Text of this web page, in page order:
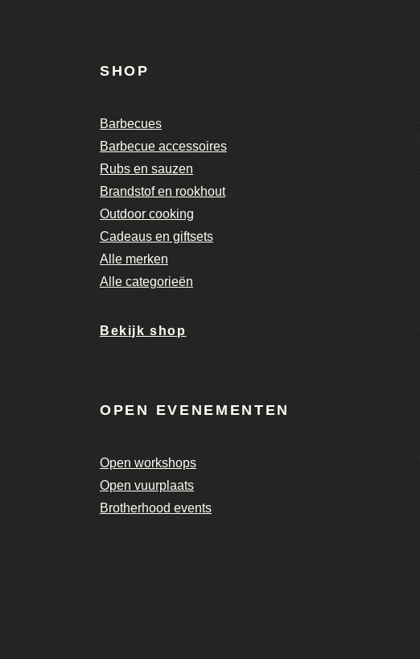
SHOP
Barbecues
Barbecue accessoires
Rubs en sauzen
Brandstof en rookhout
Outdoor cooking
Cadeaus en giftsets
Alle merken
Alle categorieën
Bekijk shop
OPEN EVENEMENTEN
Open workshops
Open vuurplaats
Brotherhood events